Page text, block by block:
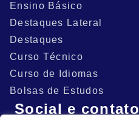
Ensino Básico
Destaques Lateral
Destaques
Curso Técnico
Curso de Idiomas
Bolsas de Estudos
Social e contato